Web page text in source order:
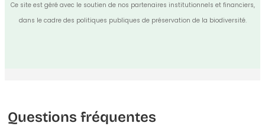
Ce site est géré avec le soutien de nos partenaires institutionnels et financiers,
dans le cadre des politiques publiques de préservation de la biodiversité.
Questions fréquentes